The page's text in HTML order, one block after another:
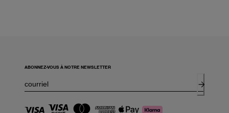
ABONNEZ-VOUS À NOTRE NEWSLETTER